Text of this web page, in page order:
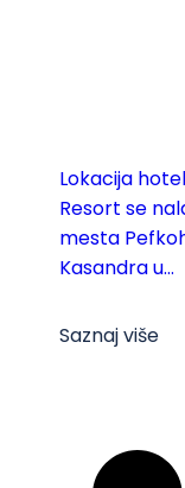
Lokacija
Resort se
mesta
Kasandra u...
Saznaj više